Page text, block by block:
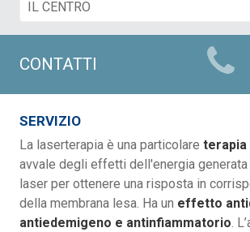
CONTATTI
SERVIZIO
La laserterapia è una particolare terapia
avvale degli effetti dell'energia generata
laser per ottenere una risposta in
della membrana lesa. Ha un effetto
antiedemigeno e antinfiammatorio .